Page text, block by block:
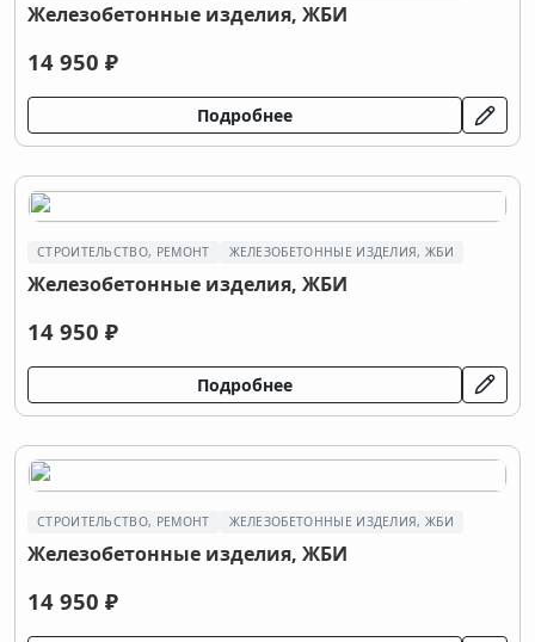
Железобетонные изделия, ЖБИ
14 950 ₽
Подробнее
СТРОИТЕЛЬСТВО, РЕМОНТ ЖЕЛЕЗОБЕТОННЫЕ ИЗДЕЛИЯ, ЖБИ
Железобетонные изделия, ЖБИ
14 950 ₽
Подробнее
СТРОИТЕЛЬСТВО, РЕМОНТ ЖЕЛЕЗОБЕТОННЫЕ ИЗДЕЛИЯ, ЖБИ
Железобетонные изделия, ЖБИ
14 950 ₽